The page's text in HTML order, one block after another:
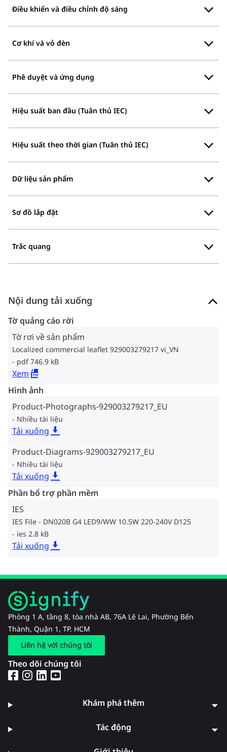
Điều khiển và điều chỉnh độ sáng
Cơ khí và vỏ đèn
Phê duyệt và ứng dụng
Hiệu suất ban đầu (Tuân thủ IEC)
Hiệu suất theo thời gian (Tuân thủ IEC)
Dữ liệu sản phẩm
Sơ đồ lắp đặt
Trắc quang
Nội dung tải xuống
Tờ quảng cáo rời
Tờ rơi về sản phẩm
Localized commercial leaflet 929003279217 vi_VN
pdf 746.9 kB
Xem
Hình ảnh
Product-Photographs-929003279217_EU
Nhiều tài liệu
Tải xuống
Product-Diagrams-929003279217_EU
Nhiều tài liệu
Tải xuống
Phần bổ trợ phần mềm
IES
IES File - DN020B G4 LED9/WW 10.5W 220-240V D125
ies 2.8 kB
Tải xuống
Phòng 1 A, tầng 8, tòa nhà AB, 76A Lê Lai, Phường Bến
Thành, Quận 1, TP. HCM
Liên hệ với chúng tôi
Theo dõi chúng tôi
Khám phá thêm
Tác động